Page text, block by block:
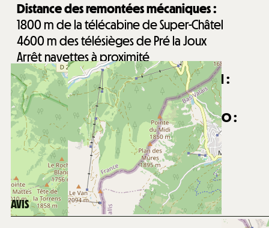
Distance des remontées mécaniques :
1800 m de la télécabine de Super-Châtel
4600 m des télésièges de Pré la Joux
Arrêt navettes à proximité
Distance du centre du village de Châtel :
1400m du centre du village de Châtel
Distance du centre aquatique Forme d'O :
1400m du centre aquatique Forme d'O
Distance de la garderie Les Mouflets :
1800m de la garderie Les Mouflets
AVIS